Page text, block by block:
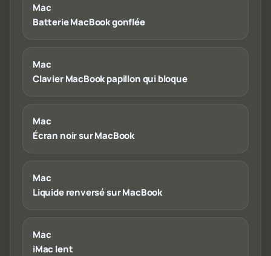
Mac
Batterie MacBook gonflée
Mac
Clavier MacBook papillon qui bloque
Mac
Écran noir sur MacBook
Mac
Liquide renversé sur MacBook
Mac
iMac lent